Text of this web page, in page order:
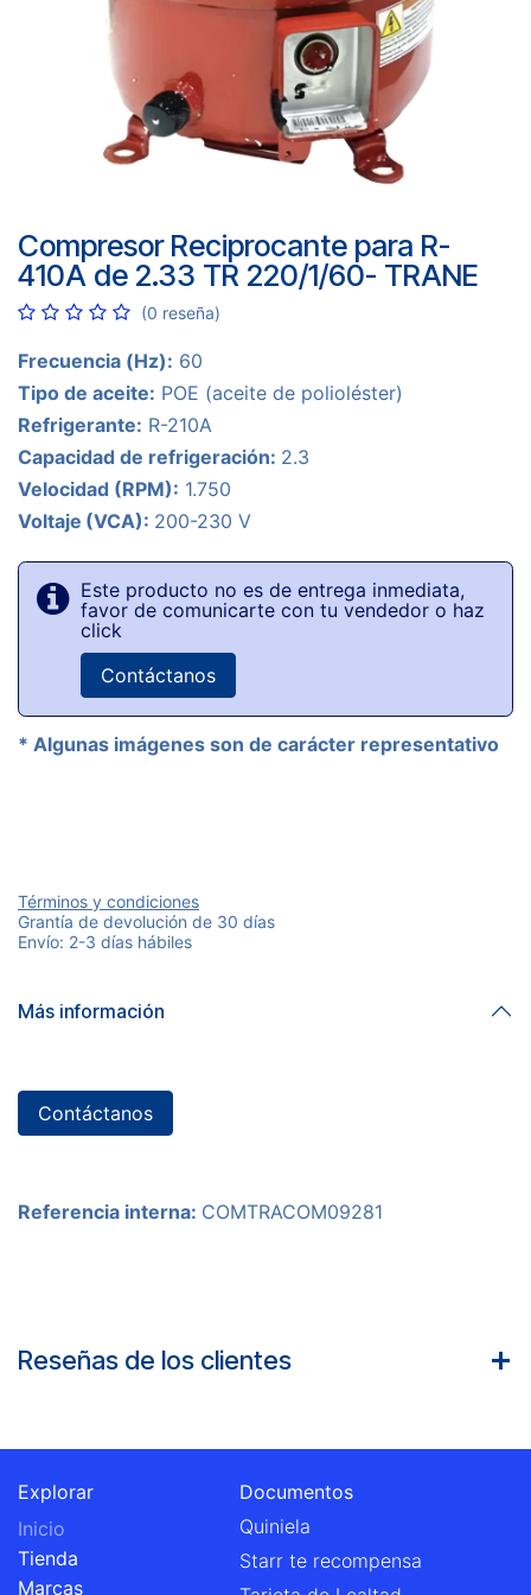
Compresor Reciprocante para R-
410A de 2.33 TR 220/1/60- TRANE
(0 reseña)
Frecuencia (Hz): 60
Tipo de aceite: POE (aceite de polioléster)
Refrigerante: R-210A
Capacidad de refrigeración: 2.3
Velocidad (RPM): 1.750
Voltaje (VCA): 200-230 V
Este producto no es de entrega inmediata,
favor de comunicarte con tu vendedor o haz
click
Contáctanos
* Algunas imágenes son de carácter representativo
Términos y condiciones
Grantía de devolución de 30 días
Envío: 2-3 días hábiles
Más información
Contáctanos
Referencia interna: COMTRACOM09281
Reseñas de los clientes
Explorar
Inicio
Tienda
Marcas
Documentos
Quiniela
Starr te recompensa